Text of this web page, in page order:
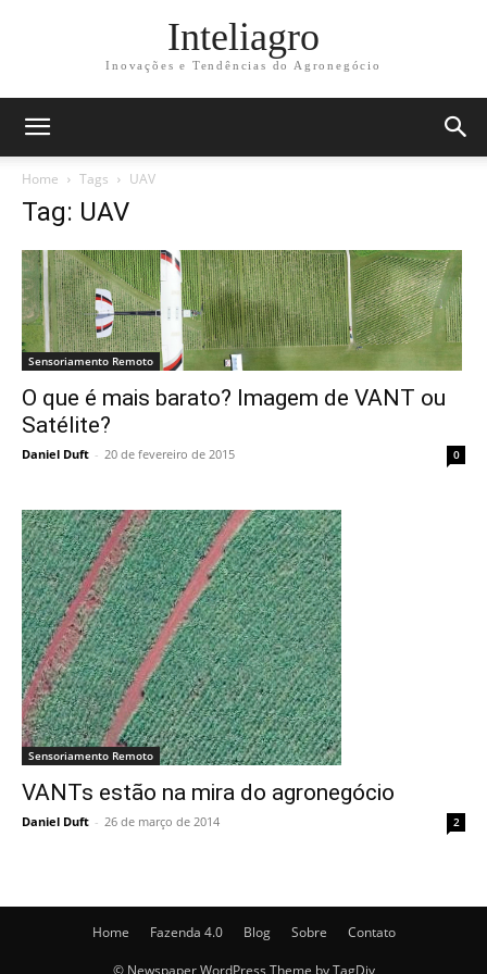
Inteliagro
Inovações e Tendências do Agronegócio
Home Tags UAV
Tag: UAV
Sensoriamento Remoto
O que é mais barato? Imagem de VANT ou
Satélite?
Daniel Duft - 20 de fevereiro de 2015 0
Sensoriamento Remoto
VANTs estão na mira do agronegócio
Daniel Duft - 26 de março de 2014 2
Home Fazenda 4.0 Blog Sobre Contato